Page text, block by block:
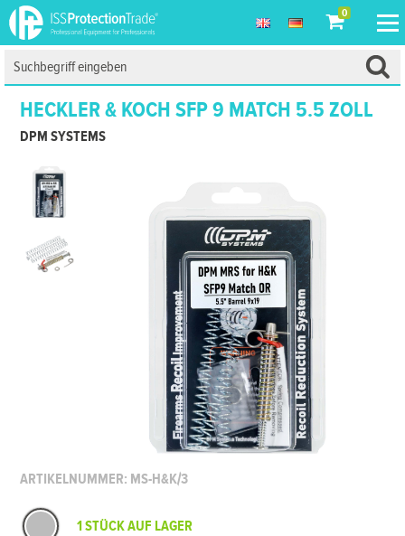
0
HECKLER & KOCH SFP 9 MATCH 5.5 ZOLL
DPM SYSTEMS
ARTIKELNUMMER: MS-H&K/3
1 STÜCK AUF LAGER